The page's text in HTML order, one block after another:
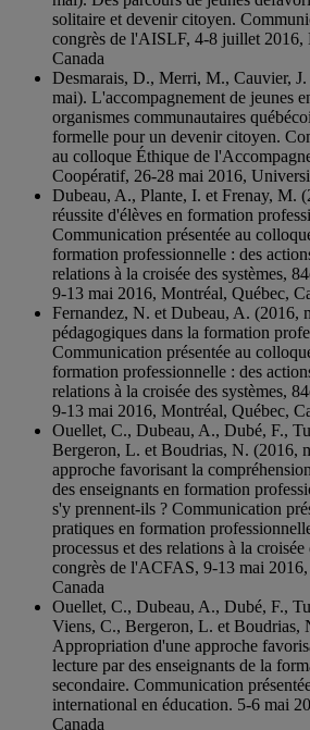
solitaire et devenir citoyen.
congrès de l'AISLF, 4-8 juillet 2016,
Canada
Desmarais, D., Merri, M., Cauvier,
mai). L'accompagnement de jeunes
organismes communautaires
formelle pour un devenir citoyen.
au colloque Éthique de
Coopératif, 26-28 mai 2016,
Dubeau, A., Plante, I. et Frenay, M.
réussite d'élèves en formation
Communication présentée au
formation professionnelle : des
relations à la croisée des systèmes,
9-13 mai 2016, Montréal, Québec,
Fernandez, N. et Dubeau, A. (2016,
pédagogiques dans la formation
Communication présentée au
formation professionnelle : des
relations à la croisée des systèmes,
9-13 mai 2016, Montréal, Québec,
Ouellet, C., Dubeau, A., Dubé, F.,
Bergeron, L. et Boudrias, N. (2016,
approche favorisant la
des enseignants en formation
s'y prennent-ils ? Communication
pratiques en formation
processus et des relations à la croisée
congrès de l'ACFAS, 9-13 mai
Canada
Ouellet, C., Dubeau, A., Dubé, F.,
Viens, C., Bergeron, L. et Boudrias,
Appropriation d'une approche
lecture par des enseignants de la
secondaire. Communication
international en éducation. 5-6 mai
Canada